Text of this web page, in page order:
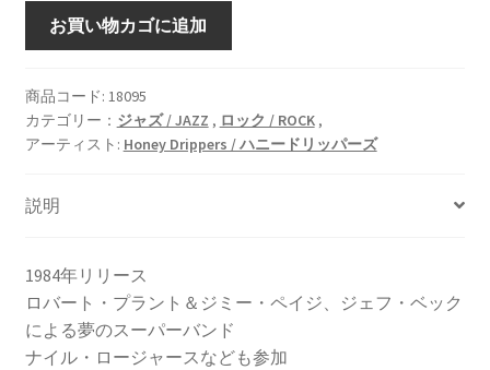
Volume
One
ヴ
ォ
リ
ー
ン
[LP]
個
お買い物カゴに追加
商品コード: 18095
カテゴリー： ジャズ / JAZZ , ロック / ROCK,
アーティスト: Honey Drippers / ハニードリッパーズ
説明
1984年リリース
ロバート・プラント＆ジミー・ペイジ、ジェフ・ベック
による夢のスーパーバンド
ナイル・ロージャースなども参加